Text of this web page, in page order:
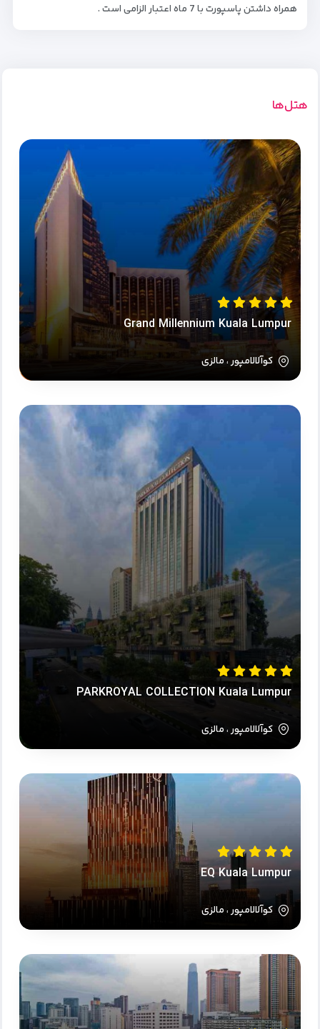
همراه داشتن پاسپورت با 7 ماه اعتبار الزامی است .
هتل‌ها
Grand Millennium Kuala Lumpur
کوآلالامپور ، مالزی
PARKROYAL COLLECTION Kuala Lumpur
کوآلالامپور ، مالزی
EQ Kuala Lumpur
کوآلالامپور ، مالزی